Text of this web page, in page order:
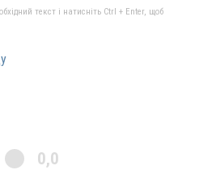
текст і натисніть Ctrl + Enter, щоб
0,0